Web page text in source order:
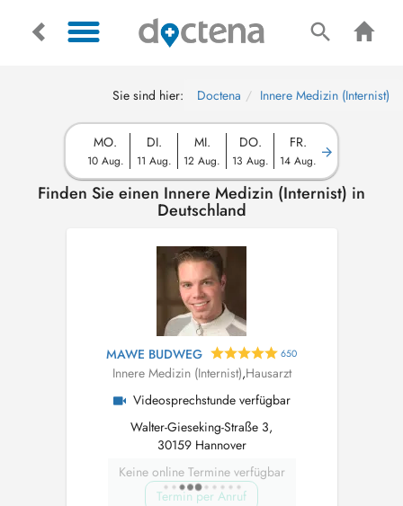
Sie sind hier: Doctena Innere Medizin (Internist)
MO.
10 Aug.
DI.
11 Aug.
MI.
12 Aug.
DO.
13 Aug.
FR.
14 Aug.
Finden Sie einen Innere Medizin (Internist) in
Deutschland
MAWE BUDWEG 650
Innere Medizin (Internist),Hausarzt
Videosprechstunde verfügbar
Walter-Gieseking-Straße 3,
30159 Hannover
Keine online Termine verfügbar
Termin per Anruf